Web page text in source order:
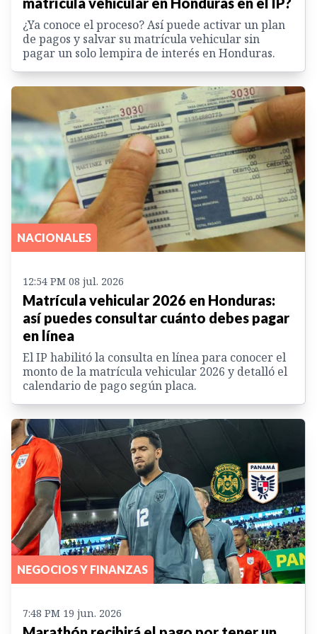
¿Ya conoce el proceso? Así puede activar un plan
de pagos y salvar su matrícula vehicular sin
pagar un solo lempira de interés en Honduras.
NACIONALES
12:54 PM 08 jul. 2026
Matrícula vehicular 2026 en Honduras:
así puedes consultar cuánto debes pagar
en línea
El IP habilitó la consulta en línea para conocer el
monto de la matrícula vehicular 2026 y detalló el
calendario de pago según placa.
NEGOCIOS Y FINANZAS
7:48 PM 19 jun. 2026